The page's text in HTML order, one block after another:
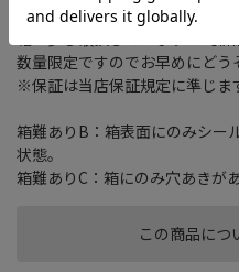
この商品につ
箱は特に気にしない方！期間が
数量限定ですのでお早めにどう
※保証は当店保証規定に準じま
箱難ありB：箱表面にのみシー
状態。
箱難ありC：箱にのみ穴あきが